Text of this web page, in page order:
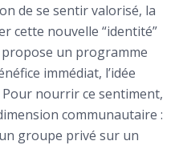
de se sentir valorisé, la
cette nouvelle “identité”
propose un programme
immédiat, l’idée
Pour nourrir ce sentiment,
communautaire :
groupe privé sur un